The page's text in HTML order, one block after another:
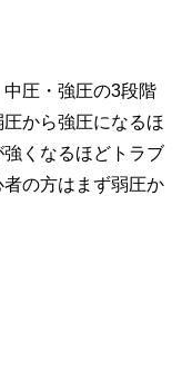
圧・強圧の3段階
から強圧になるほ
くなるほどトラブ
の方はまず弱圧か